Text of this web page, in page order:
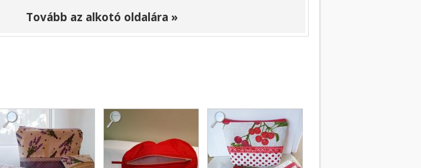
Tovább az alkotó oldalára »